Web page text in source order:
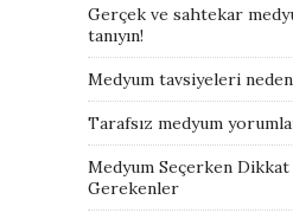
Gerçek ve sahtekar
tanıyın!
Medyum tavsiyeleri
Tarafsız medyum
Medyum Seçerken
Gerekenler